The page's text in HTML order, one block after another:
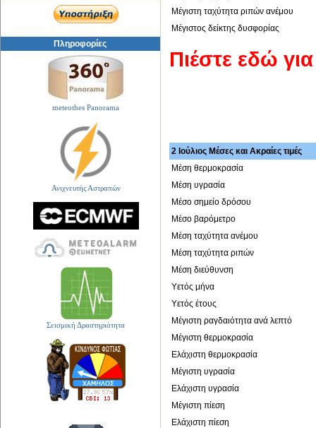
Πληροφορίες
meteothes Panorama
Ανιχνευτής Αστραπών
Σεισμική Δραστηριότητα
Μέγιστη ταχύτητα ριπών ανέμου
Μέγιστος δείκτης δυσφορίας
Πιέστε εδώ
2 Ιούλιος Μέσες και Ακραίες τιμές
Μέση θερμοκρασία
Μέση υγρασία
Μέσο σημείο δρόσου
Μέσο βαρόμετρο
Μέση ταχύτητα ανέμου
Μέση ταχύτητα ριπών
Μέση διεύθυνση
Υετός μήνα
Υετός έτους
Μέγιστη ραγδαιότητα ανά λεπτό
Μέγιστη θερμοκρασία
Ελάχιστη θερμοκρασία
Μέγιστη υγρασία
Ελάχιστη υγρασία
Μέγιστη πίεση
Ελάχιστη πίεση